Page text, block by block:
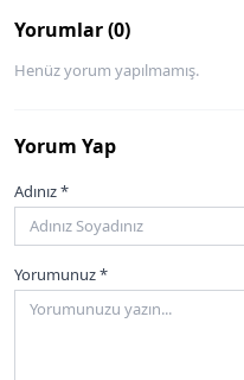
Yorumlar (0)
Henüz yorum yapılmamış.
Yorum Yap
Adınız *
Yorumunuz *